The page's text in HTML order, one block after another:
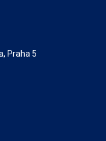
Praha 5